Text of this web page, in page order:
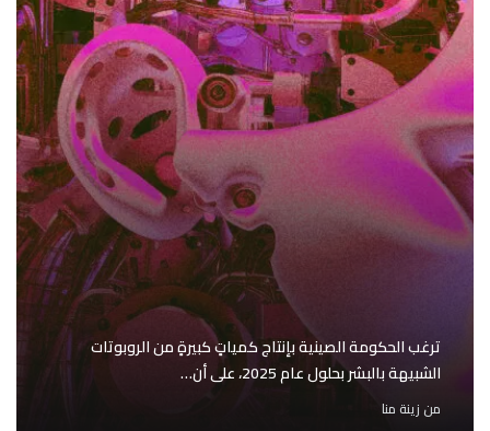
ترغب الحكومة الصينية بإنتاج كمياتٍ كبيرةٍ من الروبوتات
الشبيهة بالبشر بحلول عام 2025، على أن…
من زينة منا